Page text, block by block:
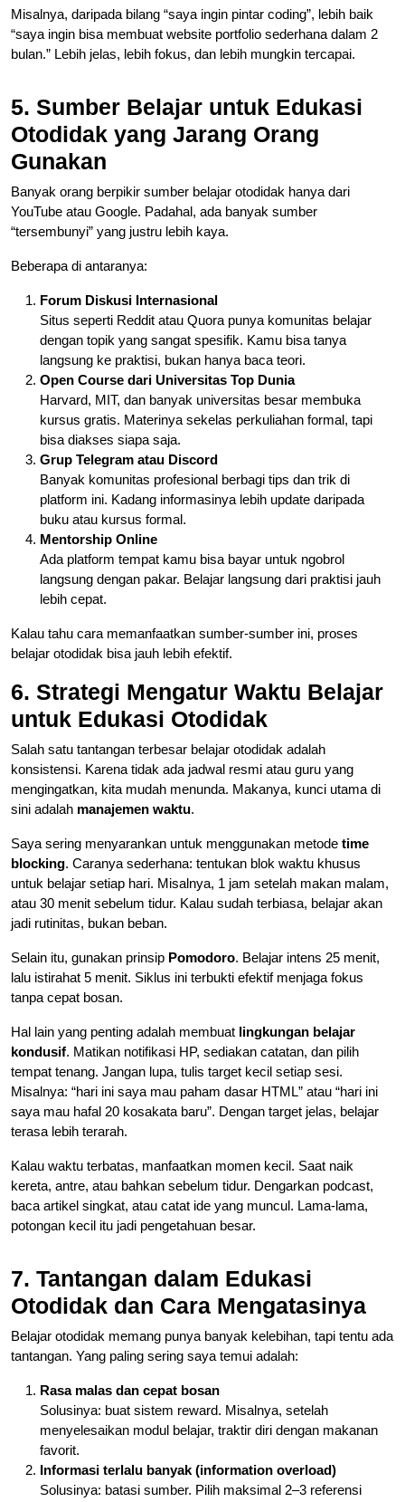
Misalnya, daripada bilang “saya ingin pintar coding”, lebih baik
“saya ingin bisa membuat website portfolio sederhana dalam 2
bulan.” Lebih jelas, lebih fokus, dan lebih mungkin tercapai.
5. Sumber Belajar untuk Edukasi
Otodidak yang Jarang Orang
Gunakan
Banyak orang berpikir sumber belajar otodidak hanya dari
YouTube atau Google. Padahal, ada banyak sumber
“tersembunyi” yang justru lebih kaya.
Beberapa di antaranya:
Forum Diskusi Internasional
Situs seperti Reddit atau Quora punya komunitas belajar
dengan topik yang sangat spesifik. Kamu bisa tanya
langsung ke praktisi, bukan hanya baca teori.
Open Course dari Universitas Top Dunia
Harvard, MIT, dan banyak universitas besar membuka
kursus gratis. Materinya sekelas perkuliahan formal, tapi
bisa diakses siapa saja.
Grup Telegram atau Discord
Banyak komunitas profesional berbagi tips dan trik di
platform ini. Kadang informasinya lebih update daripada
buku atau kursus formal.
Mentorship Online
Ada platform tempat kamu bisa bayar untuk ngobrol
langsung dengan pakar. Belajar langsung dari praktisi jauh
lebih cepat.
Kalau tahu cara memanfaatkan sumber-sumber ini, proses
belajar otodidak bisa jauh lebih efektif.
6. Strategi Mengatur Waktu Belajar
untuk Edukasi Otodidak
Salah satu tantangan terbesar belajar otodidak adalah
konsistensi. Karena tidak ada jadwal resmi atau guru yang
mengingatkan, kita mudah menunda. Makanya, kunci utama di
sini adalah manajemen waktu.
Saya sering menyarankan untuk menggunakan metode time
blocking. Caranya sederhana: tentukan blok waktu khusus
untuk belajar setiap hari. Misalnya, 1 jam setelah makan malam,
atau 30 menit sebelum tidur. Kalau sudah terbiasa, belajar akan
jadi rutinitas, bukan beban.
Selain itu, gunakan prinsip Pomodoro. Belajar intens 25 menit,
lalu istirahat 5 menit. Siklus ini terbukti efektif menjaga fokus
tanpa cepat bosan.
Hal lain yang penting adalah membuat lingkungan belajar
kondusif. Matikan notifikasi HP, sediakan catatan, dan pilih
tempat tenang. Jangan lupa, tulis target kecil setiap sesi.
Misalnya: “hari ini saya mau paham dasar HTML” atau “hari ini
saya mau hafal 20 kosakata baru”. Dengan target jelas, belajar
terasa lebih terarah.
Kalau waktu terbatas, manfaatkan momen kecil. Saat naik
kereta, antre, atau bahkan sebelum tidur. Dengarkan podcast,
baca artikel singkat, atau catat ide yang muncul. Lama-lama,
potongan kecil itu jadi pengetahuan besar.
7. Tantangan dalam Edukasi
Otodidak dan Cara Mengatasinya
Belajar otodidak memang punya banyak kelebihan, tapi tentu ada
tantangan. Yang paling sering saya temui adalah:
Rasa malas dan cepat bosan
Solusinya: buat sistem reward. Misalnya, setelah
menyelesaikan modul belajar, traktir diri dengan makanan
favorit.
Informasi terlalu banyak (information overload)
Solusinya: batasi sumber. Pilih maksimal 2–3 referensi